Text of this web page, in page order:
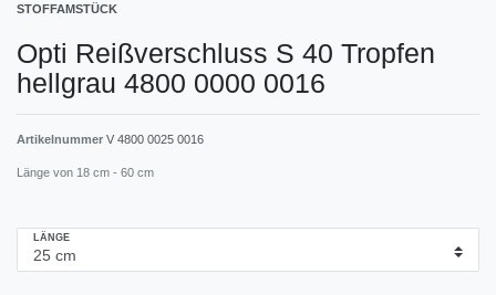
STOFFAMSTÜCK
Opti Reißverschluss S 40 Tropfen
hellgrau 4800 0000 0016
Artikelnummer V 4800 0025 0016
Länge von 18 cm - 60 cm
LÄNGE